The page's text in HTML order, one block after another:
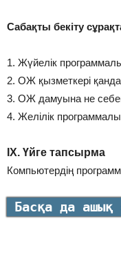
Сабақты бекіту
1. Жүйелік
2. ОЖ қызметкері
3. ОЖ дамуына не
4. Желілік
ІХ. Үйге тапсырма
Компьютердің
Басқа да ашық